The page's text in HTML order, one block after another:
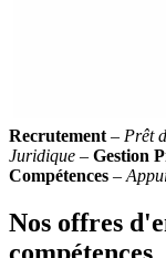
Recrutement – Prêt
Juridique – Gestion
Compétences –
Nos offres
compétences